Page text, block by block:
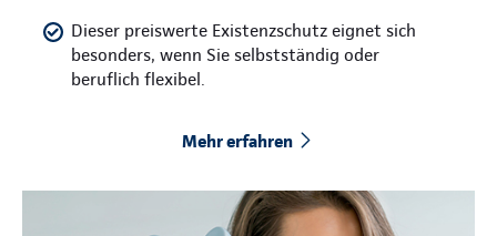
Dieser preiswerte Existenzschutz eignet sich
besonders, wenn Sie selbstständig oder
beruflich flexibel.
Mehr erfahren